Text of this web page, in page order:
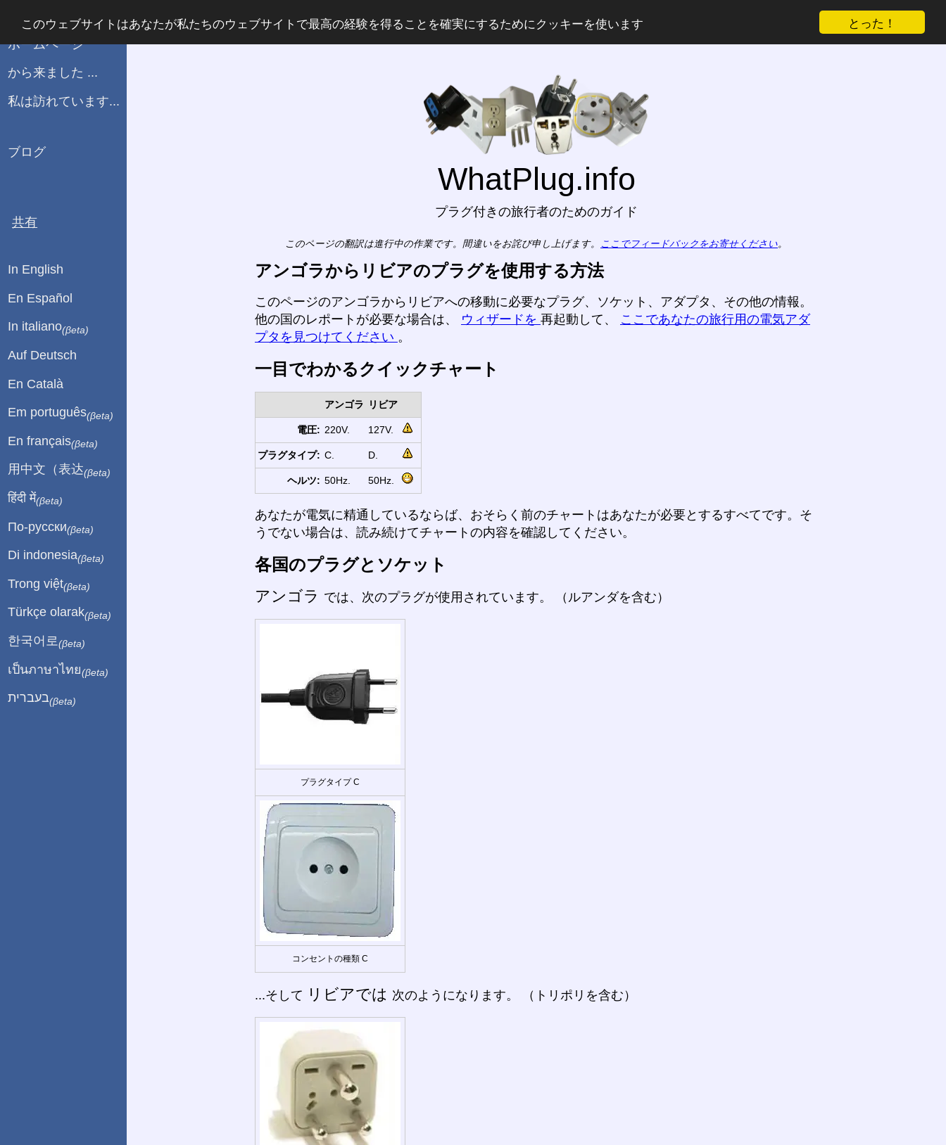
とった！
このウェブサイトはあなたが私たちのウェブサイトで最高の経験を得ることを確実にするためにクッキーを使います
WhatPlug.info
プラグ付きの旅行者のためのガイド
このページの翻訳は進行中の作業です。間違いをお詫び申し上げます。 ここでフィードバックをお寄せください。
アンゴラからリビアのプラグを使用する方法
このページのアンゴラからリビアへの移動に必要なプラグ、ソケット、アダプタ、その他の情報。
他の国のレポートが必要な場合は、 ウィザードを 再起動して、 ここであなたの旅行用の電気アダ
プタを見つけてください 。
一目でわかるクイックチャート
アンゴラ リビア
電圧: 220V. 127V.
プラグタイプ: C. D.
ヘルツ: 50Hz. 50Hz.
あなたが電気に精通しているならば、おそらく前のチャートはあなたが必要とするすべてです。そ
うでない場合は、読み続けてチャートの内容を確認してください。
各国のプラグとソケット
アンゴラ では、次のプラグが使用されています。 （ルアンダを含む）
プラグタイプ C
コンセントの種類 C
...そして リビアでは 次のようになります。 （トリポリを含む）
(ΒETA)
ホームページ
から来ました ...
私は訪れています...
ブログ
共有
In English
En Español
In italiano(βeta)
Auf Deutsch
En Català
Em português(βeta)
En français(βeta)
用中文（表达(βeta)
हिंदी में(βeta)
По-русски(βeta)
Di indonesia(βeta)
Trong việt(βeta)
Türkçe olarak(βeta)
한국어로 (βeta)
เป็นภาษาไทย(βeta)
בעברית(βeta)